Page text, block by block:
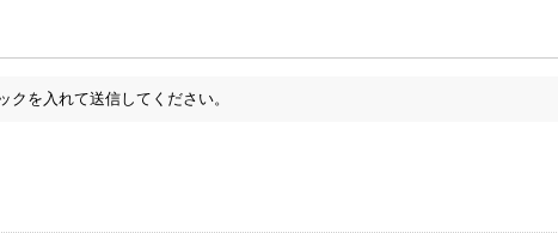
クを入れて送信してください。